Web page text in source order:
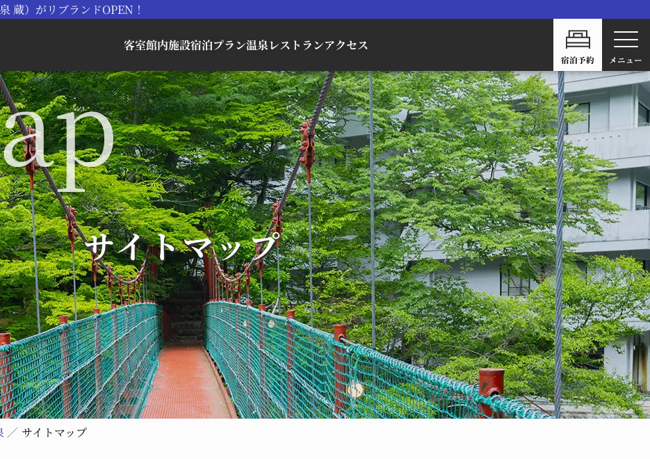
蔵）がリブランドOPEN！
客室館内施設宿泊プラン温泉レストランアクセス
宿泊予約 メニュー
サイトマップ
サイトマップ